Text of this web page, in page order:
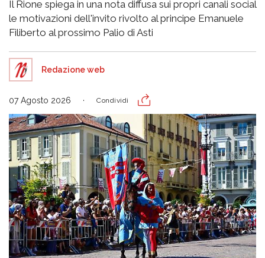
Il Rione spiega in una nota diffusa sui propri canali social
le motivazioni dell'invito rivolto al principe Emanuele
Filiberto al prossimo Palio di Asti
Redazione web
07 Agosto 2026 Condividi